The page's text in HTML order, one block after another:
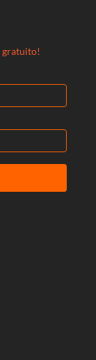
gratuito!